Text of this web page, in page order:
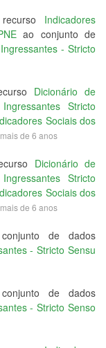
Indicadores
ao conjunto de
- Stricto
Dicionário de
Stricto
Sociais dos
de 6 anos
Dicionário de
Stricto
Sociais dos
de 6 anos
de dados
- Stricto Sensu
de dados
- Stricto Senso